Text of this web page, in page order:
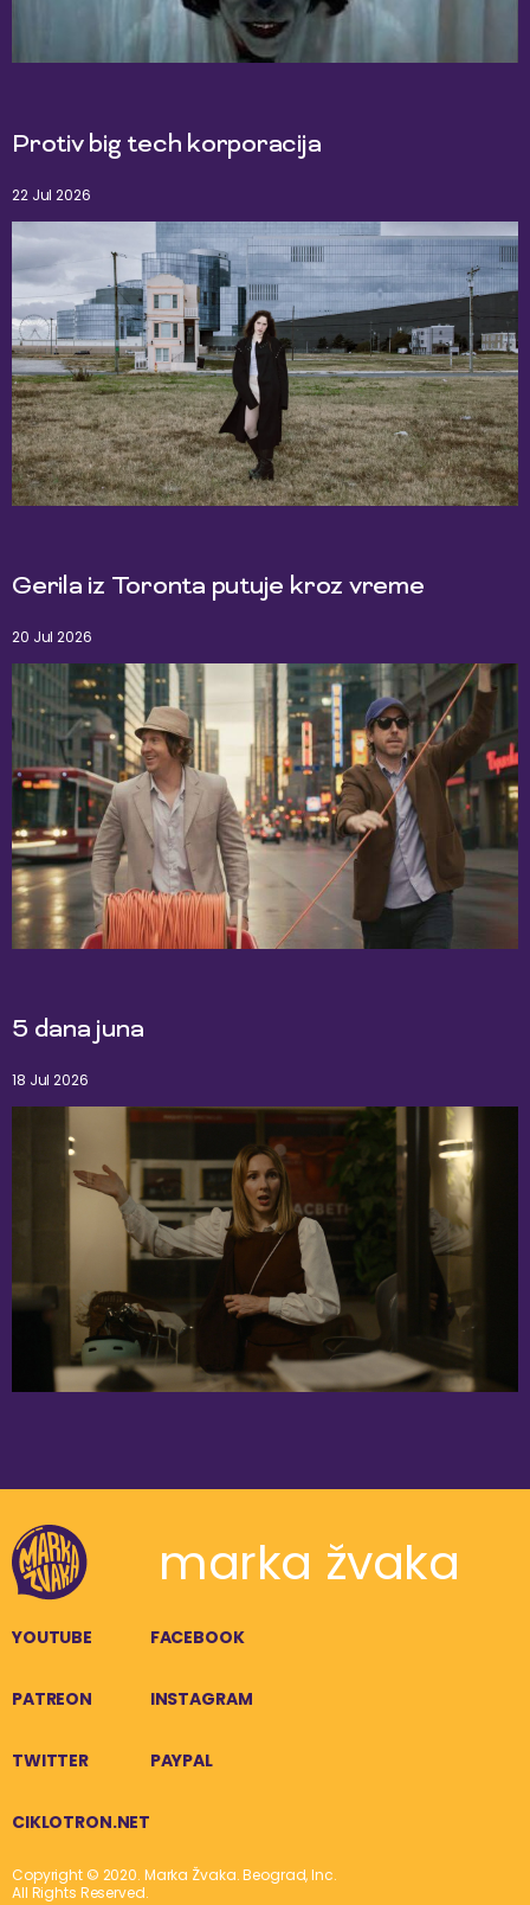
Protiv big tech korporacija
22 Jul 2026
Gerila iz Toronta putuje kroz vreme
20 Jul 2026
5 dana juna
18 Jul 2026
marka žvaka
YOUTUBE FACEBOOK
PATREON INSTAGRAM
TWITTER PAYPAL
CIKLOTRON.NET
Copyright © 2020. Marka Žvaka. Beograd, Inc.
All Rights Reserved.